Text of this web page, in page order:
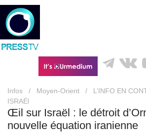
Infos / Moyen-Orient / L’INFO EN
ISRAËl
Œil sur Israël : le détroit
nouvelle équation iranienne